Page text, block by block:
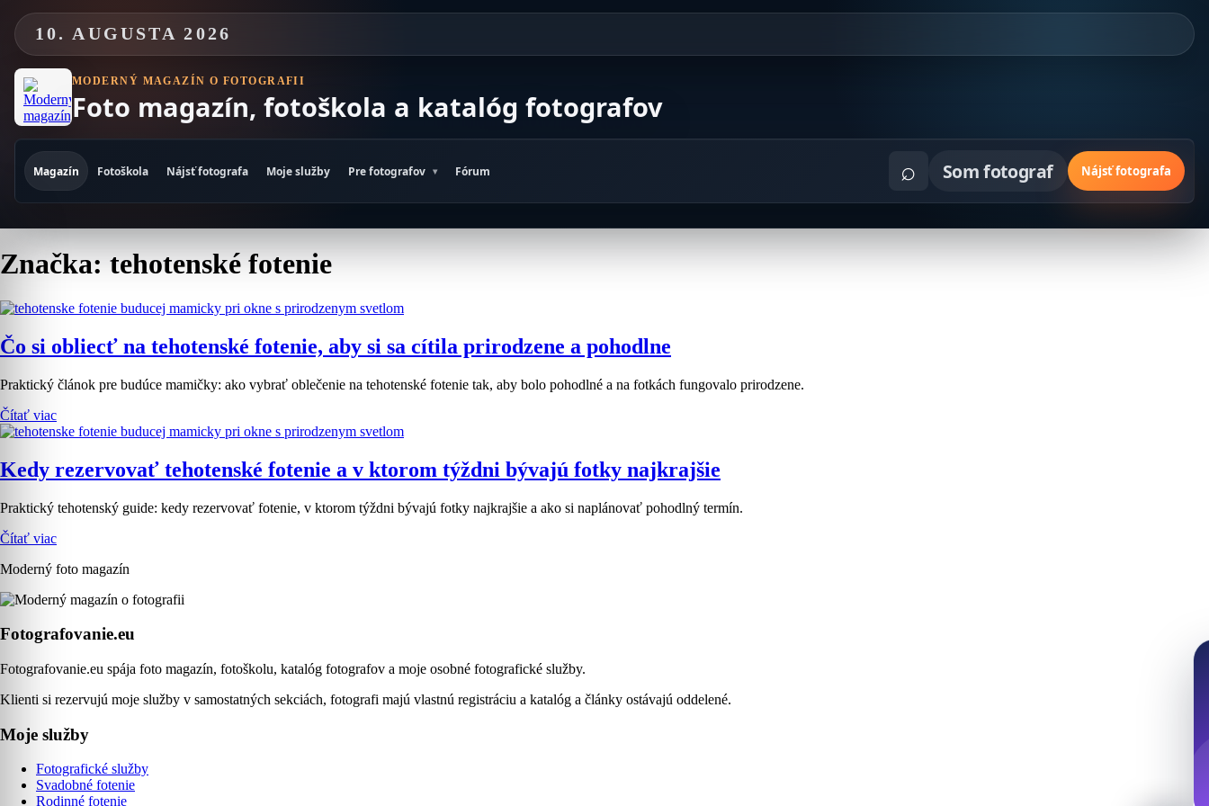
content10. AUGUSTA 2026
MODERNÝ MAGAZÍN O FOTOGRAFII
Foto magazín, fotoškola a katalóg fotografov
Magazín Fotoškola Nájsť fotografa Moje služby Pre fotografov Fórum ⌕ Som fotograf Nájsť fotografa
Značka: tehotenské fotenie
Čo si obliecť na tehotenské fotenie, aby si sa cítila prirodzene a pohodlne
Praktický článok pre budúce mamičky: ako vybrať oblečenie na tehotenské fotenie tak, aby bolo pohodlné a na fotkách fungovalo prirodzene.
Čítať viac
Kedy rezervovať tehotenské fotenie a v ktorom týždni bývajú fotky najkrajšie
Praktický tehotenský guide: kedy rezervovať fotenie, v ktorom týždni bývajú fotky najkrajšie a ako si naplánovať pohodlný termín.
Čítať viac
Moderný foto magazín
Fotografovanie.eu
Fotografovanie.eu spája foto magazín, fotoškolu, katalóg fotografov a moje osobné fotografické služby.
Klienti si rezervujú moje služby v samostatných sekciách, fotografi majú vlastnú registráciu a katalóg a články ostávajú oddelené.
Moje služby
Fotografické služby
Svadobné fotenie
Rodinné fotenie